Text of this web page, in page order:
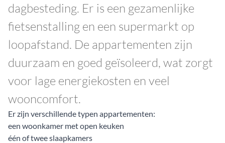
dagbesteding. Er is een gezamenlijke
fietsenstalling en een supermarkt op
loopafstand. De appartementen zijn
duurzaam en goed geïsoleerd, wat zorgt
voor lage energiekosten en veel
wooncomfort.
Er zijn verschillende typen appartementen:
een woonkamer met open keuken
één of twee slaapkamers